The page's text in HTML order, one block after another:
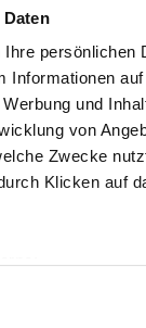
Ihre persönlichen
Informationen
und
von
Zwecke
Klicken auf
Sie